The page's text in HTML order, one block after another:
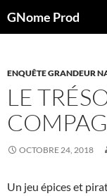
auGNome Prod
ENQUÊTE GRANDEUR
LE
OCTOBRE 24, 2018
Un jeu épices et